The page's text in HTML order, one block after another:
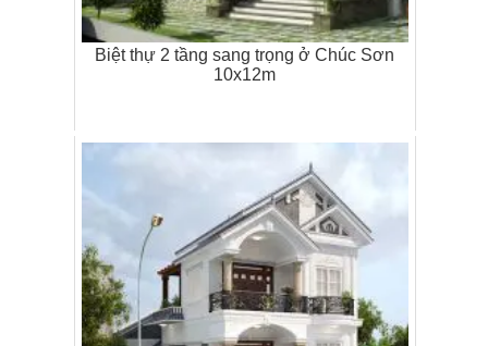
Biệt thự 2 tầng sang trọng ở Chúc Sơn
10x12m